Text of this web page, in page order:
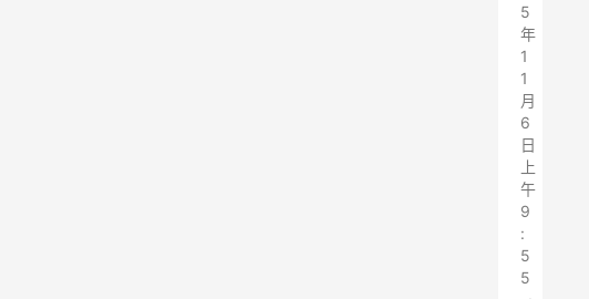
5
年
1
1
月
6
日
上
午
9
:
5
5